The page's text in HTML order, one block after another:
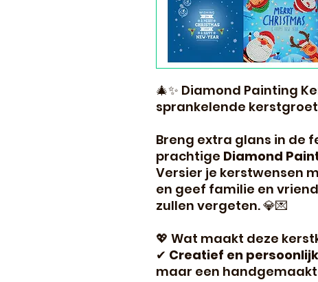
🎄✨ Diamond Painting
sprankelende
Breng extra glans in de
prachtige Diamond
Versier je kerstwensen
en geef familie en
zullen vergeten. 💎💌
💖 Wat maakt deze
✔ Creatief en
maar een